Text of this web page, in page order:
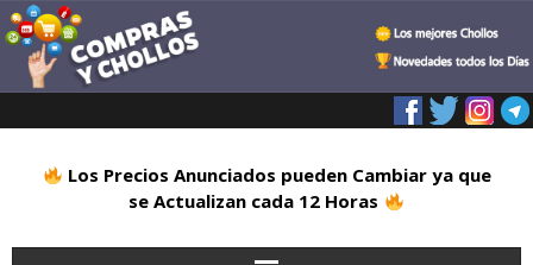
Los Precios Anunciados pueden Cambiar ya que
se Actualizan cada 12 Horas